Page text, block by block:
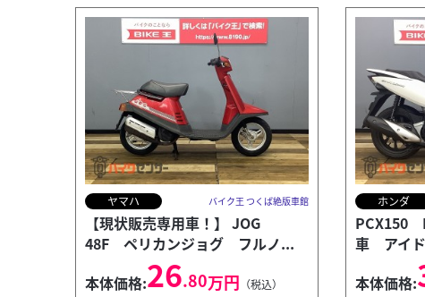
ヤマハ バイク王 つくば絶版車館
【現状販売専用車！】 JOG
48F ペリカンジョグ フルノ...
本体価格:26.80万円 （税込）
ホンダ
PCX150
車 アイ
本体価格: